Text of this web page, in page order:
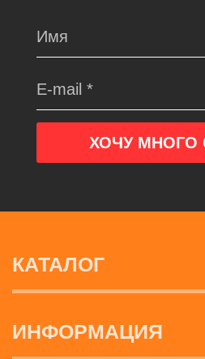
КАТАЛОГ
ИНФОРМАЦИЯ